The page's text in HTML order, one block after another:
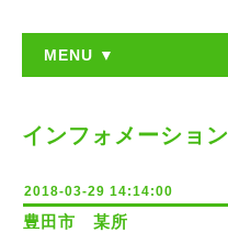
MENU ▼
インフォメーション
2018-03-29 14:14:00
豊田市 某所